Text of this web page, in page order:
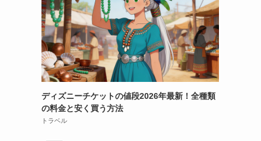
ディズニーチケットの値段2026年最新！全種類
の料金と安く買う方法
トラベル